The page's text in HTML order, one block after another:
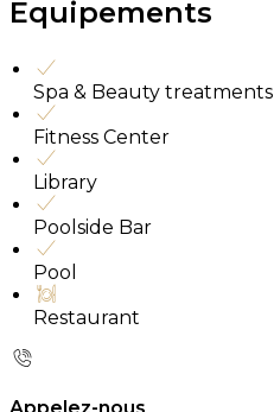
Equipements
Spa & Beauty treatments
Fitness Center
Library
Poolside Bar
Pool
Restaurant
Appelez-nous